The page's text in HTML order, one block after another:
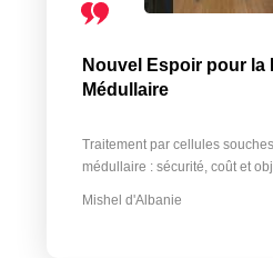
Nouvel Espoir pour la
Médullaire
Traitement par cellules
médullaire : sécurité, coût et
Mishel d'Albanie